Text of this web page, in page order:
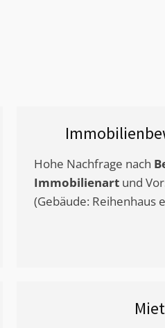
Hohe Nachfrage nach
Immobilienart und
(Gebäude: Reihenhaus